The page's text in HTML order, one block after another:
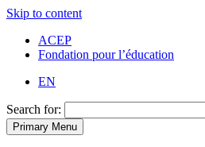
Skip to content
ACEP
Fondation pour l’éducation
EN
Search for:
Primary Menu